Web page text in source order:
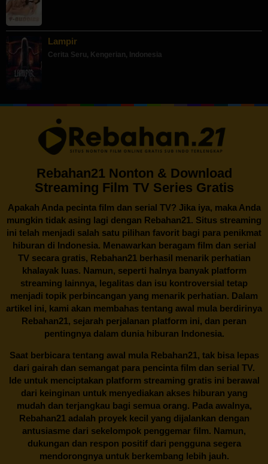
Lampir
Cerita Seru, Kengerian, Indonesia
Rebahan21 Nonton & Download
Streaming Film TV Series Gratis
Apakah Anda pecinta film dan serial TV? Jika iya, maka Anda
mungkin tidak asing lagi dengan Rebahan21. Situs streaming
ini telah menjadi salah satu pilihan favorit bagi para penikmat
hiburan di Indonesia. Menawarkan beragam film dan serial
TV secara gratis, Rebahan21berhasil menarik perhatian
khalayak luas. Namun, seperti halnya banyak platform
streaming lainnya, legalitas dan isu kontroversial tetap
menjadi topik perbincangan yang menarik perhatian. Dalam
artikel ini, kami akan membahas tentang awal mula berdirinya
Rebahan21, sejarah perjalanan platform ini, dan peran
pentingnya dalam dunia hiburan Indonesia.
Saat berbicara tentang awal mula Rebahan21, tak bisa lepas
dari gairah dan semangat para pencinta film dan serial TV.
Ide untuk menciptakan platform streaming gratis ini berawal
dari keinginan untuk menyediakan akses hiburan yang
mudah dan terjangkau bagi semua orang. Pada awalnya,
Rebahan21 adalah proyek kecil yang dijalankan dengan
antusiasme dari sekelompok penggemar film. Namun,
dukungan dan respon positif dari pengguna segera
mendorongnya untuk berkembang lebih jauh.